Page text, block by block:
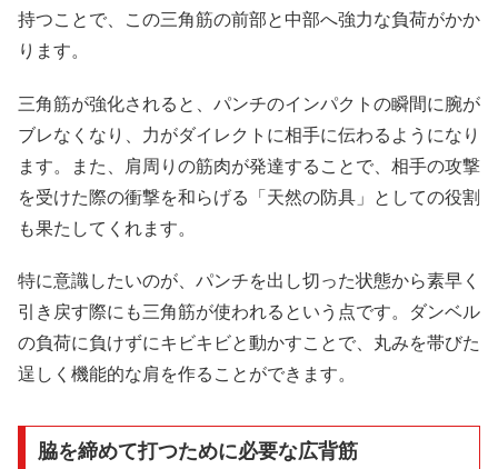
持つことで、この三角筋の前部と中部へ強力な負荷がかか
ります。
三角筋が強化されると、パンチのインパクトの瞬間に腕が
ブレなくなり、力がダイレクトに相手に伝わるようになり
ます。また、肩周りの筋肉が発達することで、相手の攻撃
を受けた際の衝撃を和らげる「天然の防具」としての役割
も果たしてくれます。
特に意識したいのが、パンチを出し切った状態から素早く
引き戻す際にも三角筋が使われるという点です。ダンベル
の負荷に負けずにキビキビと動かすことで、丸みを帯びた
逞しく機能的な肩を作ることができます。
脇を締めて打つために必要な広背筋